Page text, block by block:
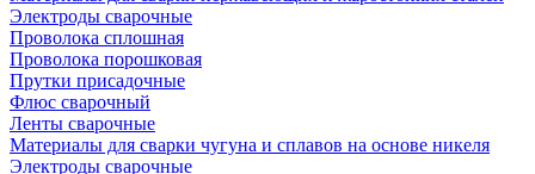
Электроды сварочные
Проволока сплошная
Проволока порошковая
Прутки присадочные
Флюс сварочный
Ленты сварочные
Материалы для сварки чугуна и сплавов на основе никеля
Электроды сварочные